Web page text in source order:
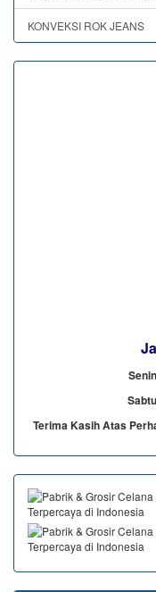
KONVEKSI ROK JEANS
Terima Kasih Atas